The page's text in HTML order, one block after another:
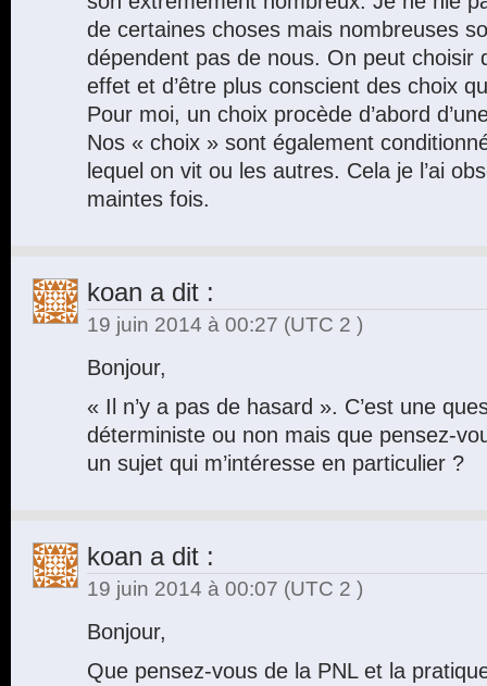
de certaines choses mais nombreuses
dépendent pas de nous. On peut choisir
effet et d’être plus conscient des choix
Pour moi, un choix procède d’abord
Nos « choix » sont également
lequel on vit ou les autres. Cela je l’ai
maintes fois.
koan a dit :
19 juin 2014 à 00:27 (UTC 2 )
Bonjour,
« Il n’y a pas de hasard ». C’est une
déterministe ou non mais que pensez-
un sujet qui m’intéresse en particulier ?
koan a dit :
19 juin 2014 à 00:07 (UTC 2 )
Bonjour,
Que pensez-vous de la PNL et la